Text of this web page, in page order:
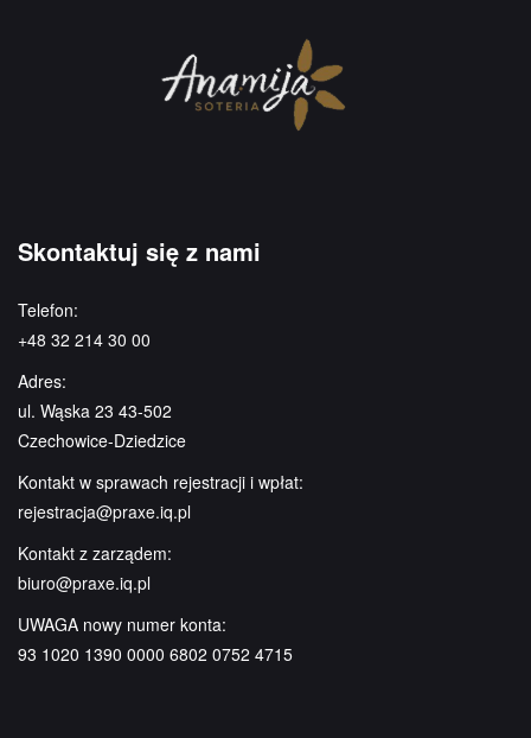
Skontaktuj się z nami
Telefon:
+48 32 214 30 00
Adres:
ul. Wąska 23 43-502
Czechowice-Dziedzice
Kontakt w sprawach rejestracji i wpłat:
rejestracja@praxe.iq.pl
Kontakt z zarządem:
biuro@praxe.iq.pl
UWAGA nowy numer konta:
93 1020 1390 0000 6802 0752 4715